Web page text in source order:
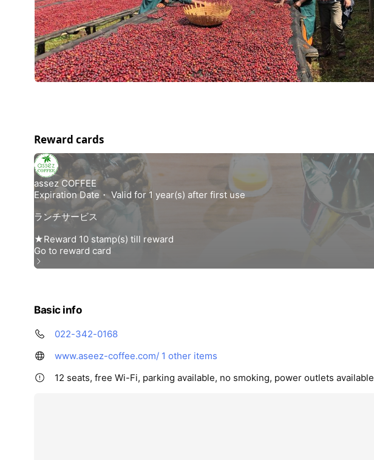
Reward cards
Basic info
022-342-0168
www.aseez-coffee.com/ 1 other items
12 seats, free Wi-Fi, parking available, no smoking, power outlets available